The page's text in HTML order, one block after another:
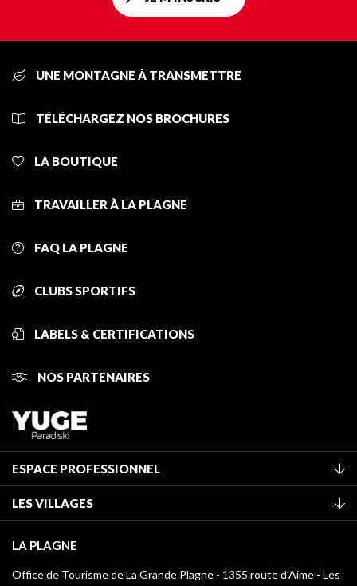
UNE MONTAGNE À TRANSMETTRE
TÉLÉCHARGEZ NOS BROCHURES
LA BOUTIQUE
TRAVAILLER À LA PLAGNE
FAQ LA PLAGNE
CLUBS SPORTIFS
LABELS & CERTIFICATIONS
NOS PARTENAIRES
ESPACE PROFESSIONNEL
Classement des meublés
Taxe de séjour
Médiathèque
LES VILLAGES
Montchavin - Les Coches
Champagny-en-Vanoise
LA PLAGNE
Office de Tourisme de La Grande Plagne - 1355 route d’Aime - Les